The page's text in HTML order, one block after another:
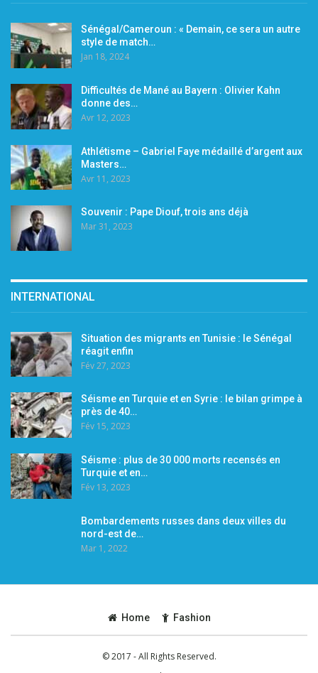
Sénégal/Cameroun : « Demain, ce sera un autre
style de match…
Jan 18, 2024
Difficultés de Mané au Bayern : Olivier Kahn
donne des…
Avr 12, 2023
Athlétisme – Gabriel Faye médaillé d’argent aux
Masters…
Avr 11, 2023
Souvenir : Pape Diouf, trois ans déjà
Mar 31, 2023
INTERNATIONAL
Situation des migrants en Tunisie : le Sénégal
réagit enfin
Fév 27, 2023
Séisme en Turquie et en Syrie : le bilan grimpe à
près de 40…
Fév 15, 2023
Séisme : plus de 30 000 morts recensés en
Turquie et en…
Fév 13, 2023
Bombardements russes dans deux villes du
nord-est de…
Mar 1, 2022
Home Fashion
© 2017 - All Rights Reserved.